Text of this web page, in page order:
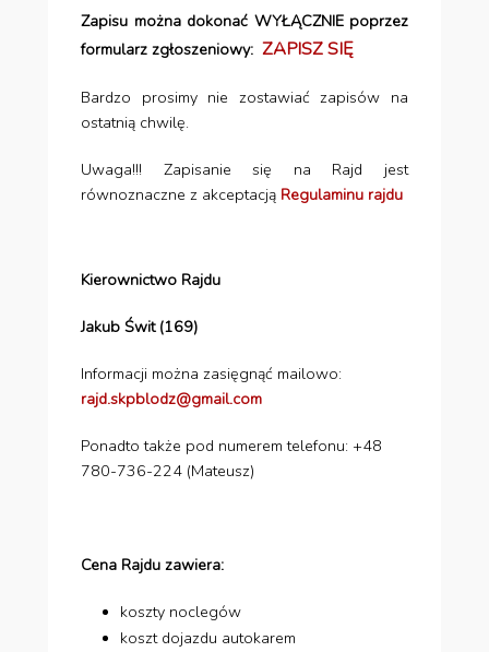
Zapisu można dokonać WYŁĄCZNIE poprzez
formularz zgłoszeniowy: ZAPISZ SIĘ
Bardzo prosimy nie zostawiać zapisów na
ostatnią chwilę.
Uwaga!!! Zapisanie się na Rajd jest
równoznaczne z akceptacją Regulaminu rajdu
Kierownictwo Rajdu
Jakub Świt (169)
Informacji można zasięgnąć mailowo:
rajd.skpblodz@gmail.com
Ponadto także pod numerem telefonu: +48
780-736-224 (Mateusz)
Cena Rajdu zawiera:
koszty noclegów
koszt dojazdu autokarem